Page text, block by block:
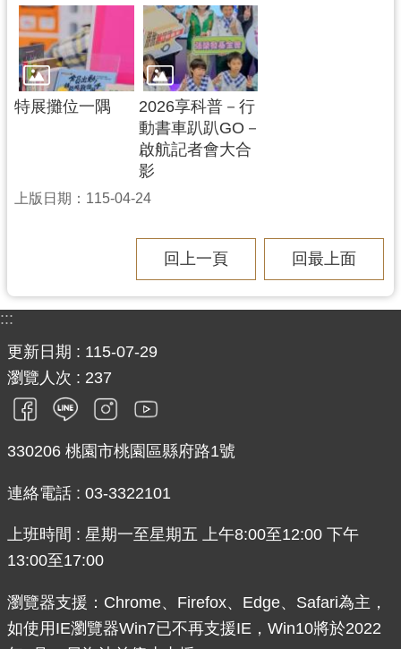
特展攤位一隅
2026享科普－行
動書車趴趴GO－
啟航記者會大合
影
上版日期：115-04-24
回上一頁 回最上面
:::
更新日期
115-07-29
瀏覽人次
237
330206 桃園市桃園區縣府路1號
連絡電話 : 03-3322101
上班時間 : 星期一至星期五 上午8:00至12:00 下午
13:00至17:00
瀏覽器支援：Chrome、Firefox、Edge、Safari為主，
如使用IE瀏覽器Win7已不再支援IE，Win10將於2022